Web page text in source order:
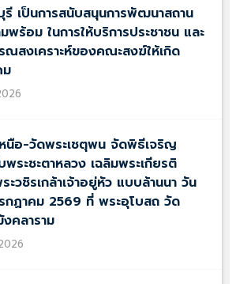
เป็นการสนับสนุนการพัฒนาสถาน
พร้อม ในการให้บริการประชาชน และ
ณสงเคราะห์ของคณะสงฆ์ให้เกิด
ม
นือ-วัดพระเชตุพน จัดพิธีเจริญ
ระชะตาหลวง เฉลิมพระเกียรติ
ะวชิรเกล้าเจ้าอยู่หัว แบบล้านนา วัน
ฏาคม 2569 ที่ พระอุโบสถ วัด
คลาราม